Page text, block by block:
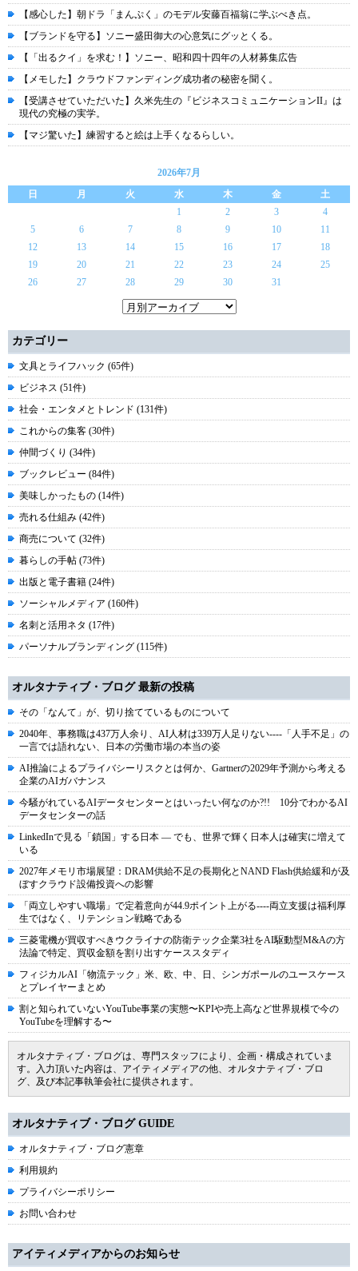
【感心した】朝ドラ「まんぷく」のモデル安藤百福翁に学ぶべき点。
【ブランドを守る】ソニー盛田御大の心意気にグッとくる。
【「出るクイ」を求む！】ソニー、昭和四十四年の人材募集広告
【メモした】クラウドファンディング成功者の秘密を聞く。
【受講させていただいた】久米先生の『ビジネスコミュニケーションII』は
現代の究極の実学。
【マジ驚いた】練習すると絵は上手くなるらしい。
2026年7月
日
月 火 水 木 金
土
1
2 3
4
5
6 7 8 9 10
11
12
13 14 15 16 17
18
19
20 21 22 23 24
25
26
27 28 29 30 31
カテゴリー
文具とライフハック (65件)
ビジネス (51件)
社会・エンタメとトレンド (131件)
これからの集客 (30件)
仲間づくり (34件)
ブックレビュー (84件)
美味しかったもの (14件)
売れる仕組み (42件)
商売について (32件)
暮らしの手帖 (73件)
出版と電子書籍 (24件)
ソーシャルメディア (160件)
名刺と活用ネタ (17件)
パーソナルブランディング (115件)
オルタナティブ・ブログ 最新の投稿
その「なんて」が、切り捨てているものについて
2040年、事務職は437万人余り、AI人材は339万人足りない----「人手不足」の
一言では語れない、日本の労働市場の本当の姿
AI推論によるプライバシーリスクとは何か、Gartnerの2029年予測から考える
企業のAIガバナンス
今騒がれているAIデータセンターとはいったい何なのか?!! 10分でわかるAI
データセンターの話
LinkedInで見る「鎖国」する日本 ― でも、世界で輝く日本人は確実に増えて
いる
2027年メモリ市場展望：DRAM供給不足の長期化とNAND Flash供給緩和が及
ぼすクラウド設備投資への影響
「両立しやすい職場」で定着意向が44.9ポイント上がる----両立支援は福利厚
生ではなく、リテンション戦略である
三菱電機が買収すべきウクライナの防衛テック企業3社をAI駆動型M&Aの方
法論で特定、買収金額を割り出すケーススタディ
フィジカルAI「物流テック」米、欧、中、日、シンガポールのユースケース
とプレイヤーまとめ
割と知られていないYouTube事業の実態〜KPIや売上高など世界規模で今の
YouTubeを理解する〜
オルタナティブ・ブログは、専門スタッフにより、企画・構成されていま
す。入力頂いた内容は、アイティメディアの他、オルタナティブ・ブロ
グ、及び本記事執筆会社に提供されます。
オルタナティブ・ブログ GUIDE
オルタナティブ・ブログ憲章
利用規約
プライバシーポリシー
お問い合わせ
アイティメディアからのお知らせ